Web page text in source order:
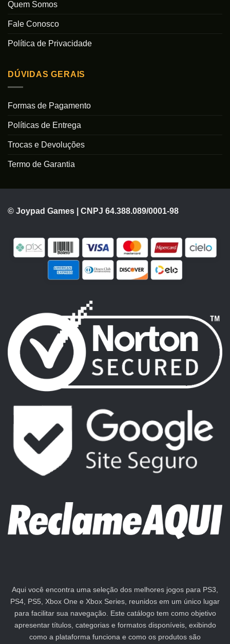
Quem Somos
Fale Conosco
Política de Privacidade
DÚVIDAS GERAIS
Formas de Pagamento
Políticas de Entrega
Trocas e Devoluções
Termo de Garantia
© Joypad Games | CNPJ 64.388.089/0001-98
Aqui você encontra uma seleção dos melhores jogos para PS3,
PS4, PS5, Xbox One e Xbox Series, reunidos em um único lugar
para facilitar sua navegação. Este catálogo tem como objetivo
apresentar títulos, categorias e formatos disponíveis, exibindo
como a plataforma funciona e como os produtos são